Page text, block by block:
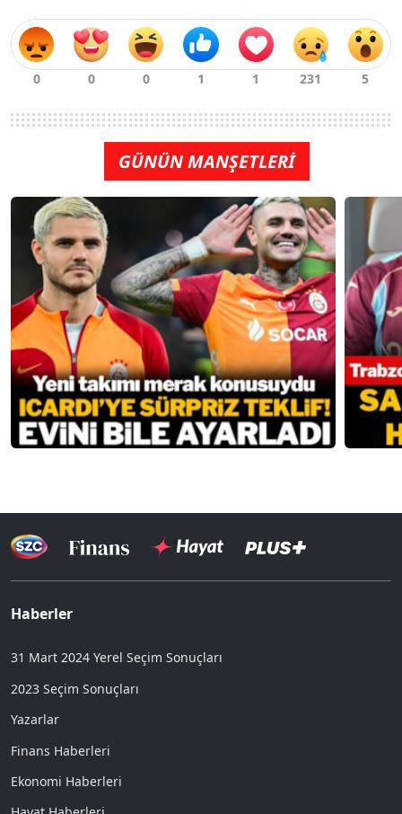
GÜNÜN MANŞETLERİ
Haberler
31 Mart 2024 Yerel Seçim Sonuçları
2023 Seçim Sonuçları
Yazarlar
Finans Haberleri
Ekonomi Haberleri